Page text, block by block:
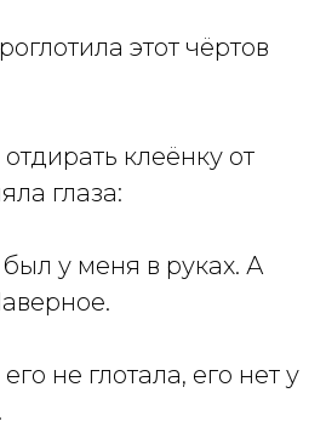
этот чёртов
клеёнку от
глаза:
у меня в руках. А
не глотала, его нет у